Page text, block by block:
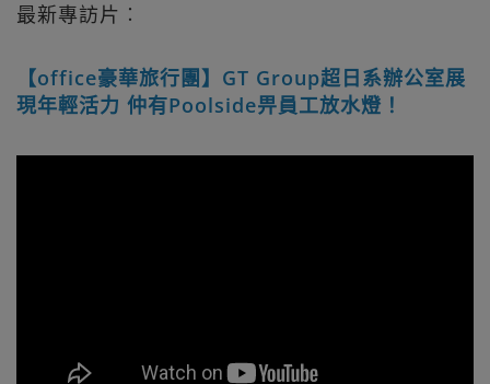
最新專訪片︰
【office豪華旅行團】GT Group超日系辦公室展
現年輕活力 仲有Poolside畀員工放水燈！